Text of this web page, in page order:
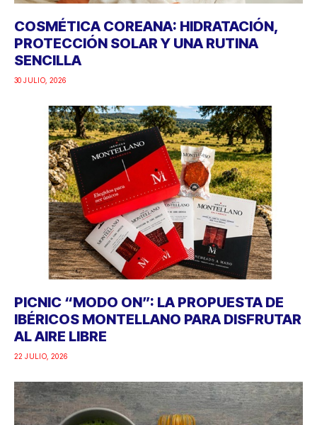
COSMÉTICA COREANA: HIDRATACIÓN,
PROTECCIÓN SOLAR Y UNA RUTINA
SENCILLA
30 JULIO, 2026
PICNIC “MODO ON”: LA PROPUESTA DE
IBÉRICOS MONTELLANO PARA DISFRUTAR
AL AIRE LIBRE
22 JULIO, 2026